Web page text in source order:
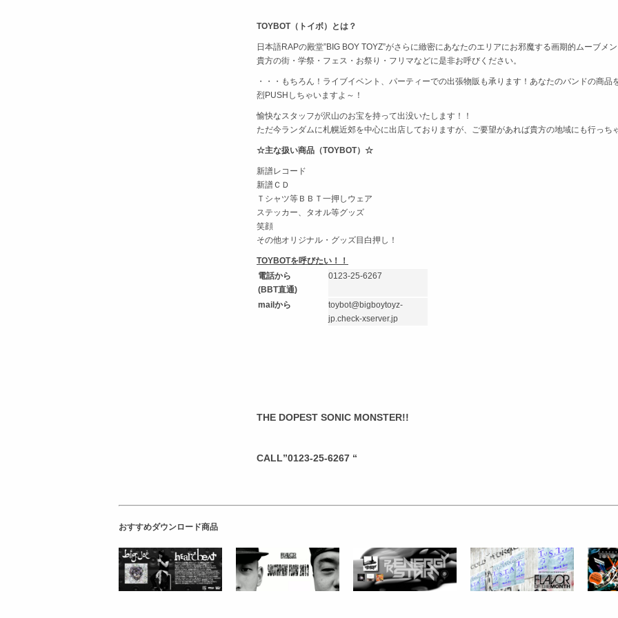
TOYBOT（トイボ）とは？
日本語RAPの殿堂”BIG BOY TOYZ”がさらに緻密にあなたのエリアにお邪魔する画期的ムーブメン
貴方の街・学祭・フェス・お祭り・フリマなどに是非お呼びください。
・・・もちろん！ライブイベント、パーティーでの出張物販も承ります！あなたのバンドの商品
烈PUSHしちゃいますよ～！
愉快なスタッフが沢山のお宝を持って出没いたします！！
ただ今ランダムに札幌近郊を中心に出店しておりますが、ご要望があれば貴方の地域にも行っち
☆主な扱い商品（TOYBOT）☆
新譜レコード
新譜ＣＤ
Ｔシャツ等ＢＢＴ一押しウェア
ステッカー、タオル等グッズ
笑顔
その他オリジナル・グッズ目白押し！
TOYBOTを呼びたい！！
電話から
(BBT直通)
0123-25-6267
mailから
toybot@bigboytoyz-
jp.check-xserver.jp
THE DOPEST SONIC MONSTER!!
CALL”0123-25-6267 “
おすすめダウンロード商品